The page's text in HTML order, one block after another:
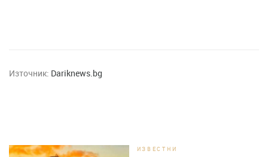
Източник: Dariknews.bg
ИЗВЕСТНИ